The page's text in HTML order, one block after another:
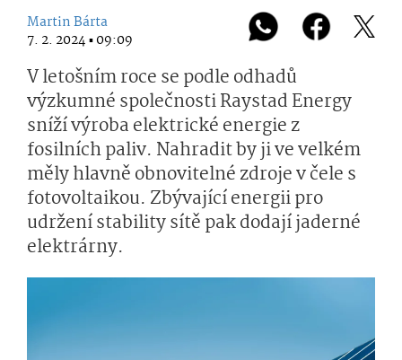
Martin Bárta
7. 2. 2024 ▪ 09:09
V letošním roce se podle odhadů
výzkumné společnosti Raystad Energy
sníží výroba elektrické energie z
fosilních paliv. Nahradit by ji ve velkém
měly hlavně obnovitelné zdroje v čele s
fotovoltaikou. Zbývající energii pro
udržení stability sítě pak dodají jaderné
elektrárny.